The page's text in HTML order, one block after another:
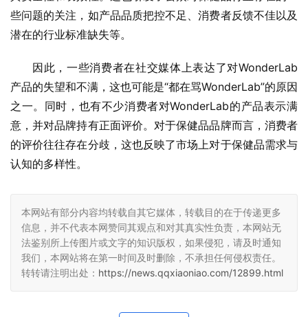
些问题的关注，如产品品质把控不足、消费者反馈不佳以及
潜在的行业标准缺失等。
因此，一些消费者在社交媒体上表达了对WonderLab
产品的失望和不满，这也可能是“都在骂WonderLab”的原因
之一。同时，也有不少消费者对WonderLab的产品表示满
意，并对品牌持有正面评价。对于保健品品牌而言，消费者
的评价往往存在分歧，这也反映了市场上对于保健品需求与
认知的多样性。
本网站有部分内容均转载自其它媒体，转载目的在于传递更多
信息，并不代表本网赞同其观点和对其真实性负责，本网站无
法鉴别所上传图片或文字的知识版权，如果侵犯，请及时通知
我们，本网站将在第一时间及时删除，不承担任何侵权责任。
转转请注明出处： https://news.qqxiaoniao.com/12899.html